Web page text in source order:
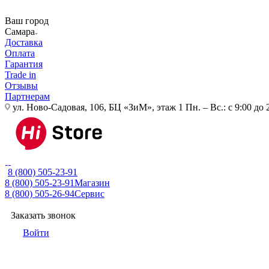
Ваш город
Самара
Доставка
Оплата
Гарантия
Trade in
Отзывы
Партнерам
ул. Ново-Садовая, 106, БЦ «ЗиМ», этаж 1 Пн. – Вс.: с 9:00 до
8 (800) 505-23-91
8 (800) 505-23-91Магазин
8 (800) 505-26-94Сервис
Заказать звонок
Войти